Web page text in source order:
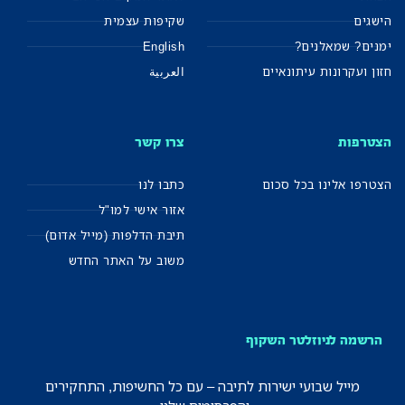
הישגים
ימנים? שמאלנים?
חזון ועקרונות עיתונאיים
שקיפות עצמית
English
العربية
הצטרפות
הצטרפו אלינו בכל סכום
צרו קשר
כתבו לנו
אזור אישי למו"ל
תיבת הדלפות (מייל אדום)
משוב על האתר החדש
הרשמה לניוזלטר השקוף
מייל שבועי ישירות לתיבה – עם כל החשיפות, התחקירים